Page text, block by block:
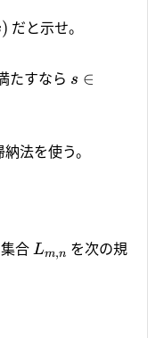
) だと示せ。
たすなら s ∈
法を使う。
集合Lm,n を次の規